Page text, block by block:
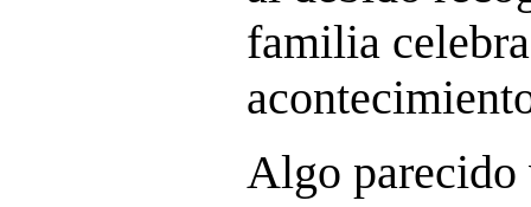
familia
Algo parecido